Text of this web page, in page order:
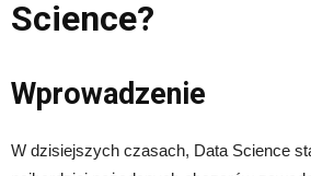
Science?
Wprowadzenie
W dzisiejszych czasach, Data Science